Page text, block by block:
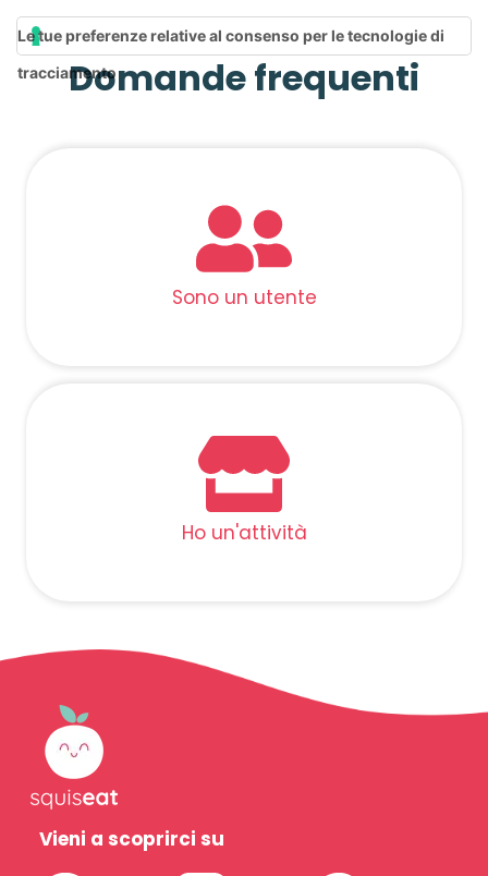
Domande frequenti
Sono un utente
Ho un'attività
Vieni a scoprirci su
Le tue preferenze relative al consenso per le tecnologie di
tracciamento